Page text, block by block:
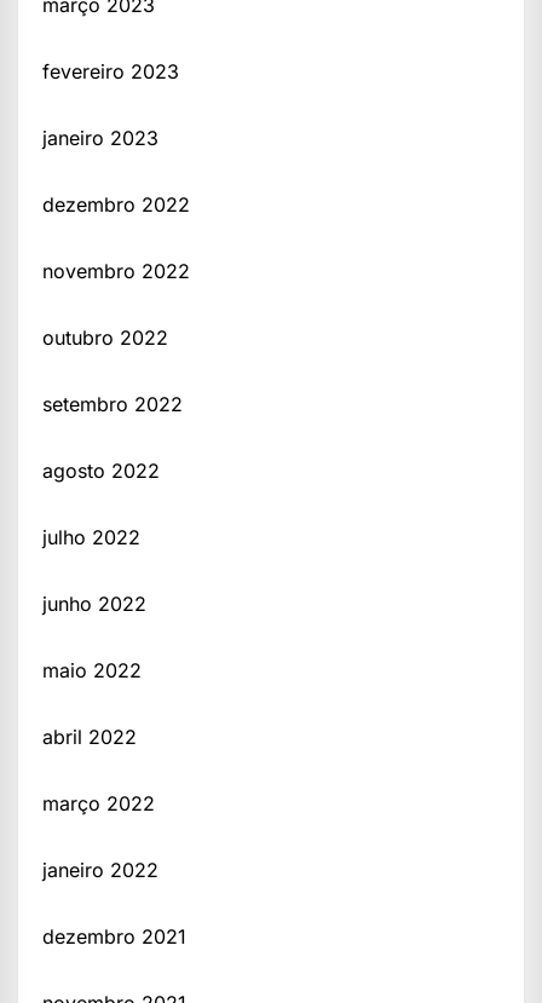
fevereiro 2023
janeiro 2023
dezembro 2022
novembro 2022
outubro 2022
setembro 2022
agosto 2022
julho 2022
junho 2022
maio 2022
abril 2022
março 2022
janeiro 2022
dezembro 2021